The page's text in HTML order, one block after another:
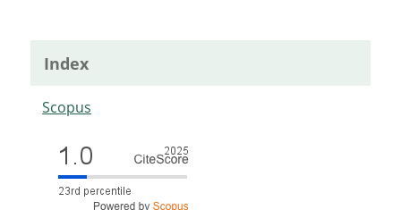
Index
Scopus